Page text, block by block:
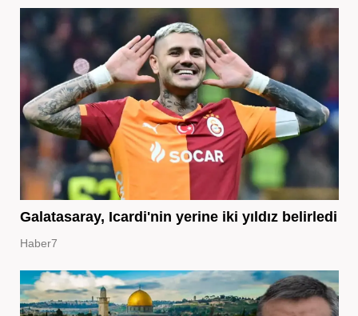
Galatasaray, Icardi'nin yerine iki yıldız belirledi
Haber7